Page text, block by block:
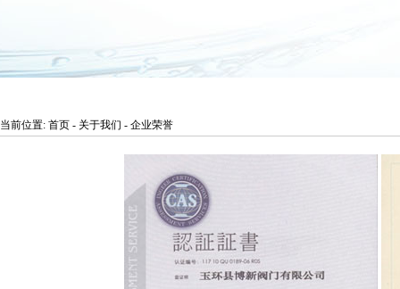
当前位置: 首页 - 关于我们 - 企业荣誉